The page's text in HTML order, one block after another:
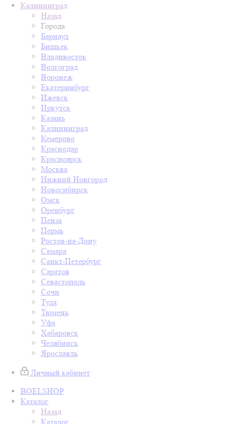
Калининград
Назад
Города
Барнаул
Бишкек
Владивосток
Волгоград
Воронеж
Екатеринбург
Ижевск
Иркутск
Казань
Калининград
Кемерово
Краснодар
Красноярск
Москва
Нижний Новгород
Новосибирск
Омск
Оренбург
Пенза
Пермь
Ростов-на-Дону
Самара
Санкт-Петербург
Саратов
Севастополь
Сочи
Тула
Тюмень
Уфа
Хабаровск
Челябинск
Ярославль
Личный кабинет
BOELSHOP
Каталог
Назад
Каталог